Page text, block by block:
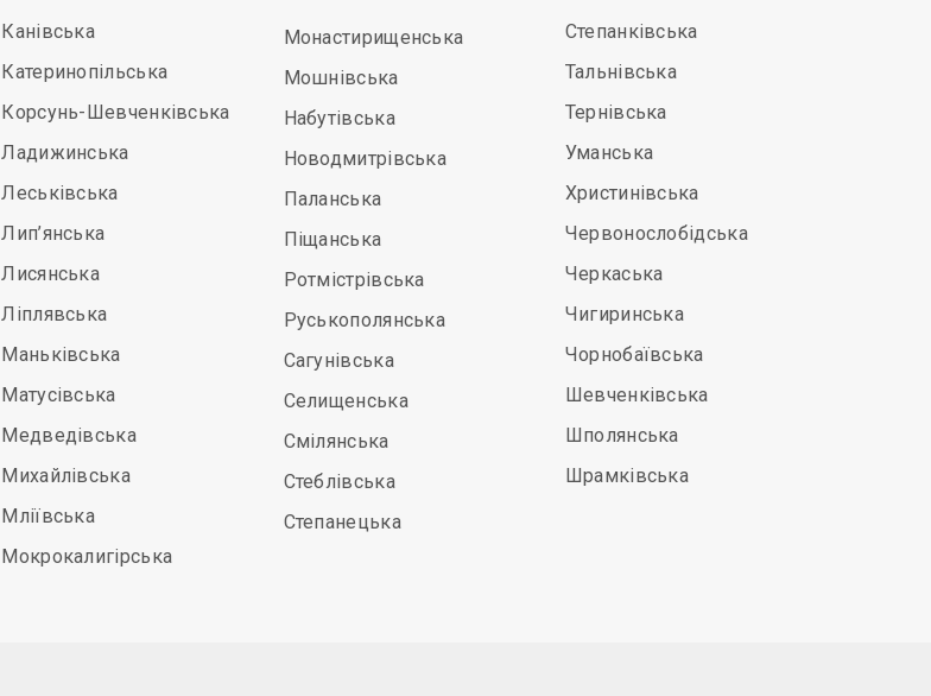
Канівська
Катеринопільська
Корсунь-Шевченківська
Ладижинська
Леськівська
Лип’янська
Лисянська
Ліплявська
Маньківська
Матусівська
Медведівська
Михайлівська
Мліївська
Мокрокалигірська
Монастирищенська
Мошнівська
Набутівська
Новодмитрівська
Паланська
Піщанська
Ротмістрівська
Руськополянська
Сагунівська
Селищенська
Смілянська
Стеблівська
Степанецька
Степанківська
Тальнівська
Тернівська
Уманська
Христинівська
Червонослобідська
Черкаська
Чигиринська
Чорнобаївська
Шевченківська
Шполянська
Шрамківська